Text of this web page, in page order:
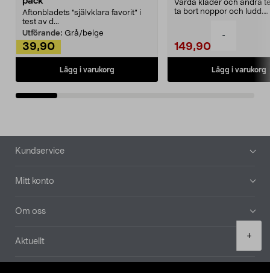
-
+
Aftonbladets "självklara favorit” i
test av d...
Utförande: Grå/beige
39,90
Lägg i varukorg
Vårda kläder och andra
ta bort noppor och ludd.
149,90
Lägg i varukorg
Sidfot
Kundservice
Mitt konto
Om oss
Aktuellt